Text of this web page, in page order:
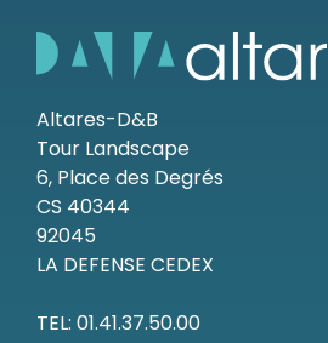
Altares-D&B
Tour Landscape
6, Place des Degrés
CS 40344
92045
LA DEFENSE CEDEX
TEL: 01.41.37.50.00